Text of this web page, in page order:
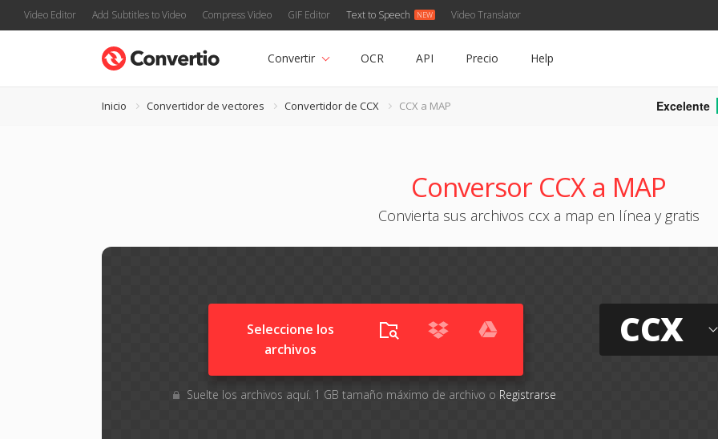
Video Editor Add Subtitles to Video Compress Video GIF Editor Text to Speech Video Translator
Convertir OCR API Precio Help
Inicio Convertidor de vectores Convertidor de CCX CCX a MAP Excelente
Conversor CCX a MAP
Convierta sus archivos ccx a map en línea y gratis
Seleccione los
archivos
Suelte los archivos aquí. 1 GB tamaño máximo de archivo o Registrarse
CCX